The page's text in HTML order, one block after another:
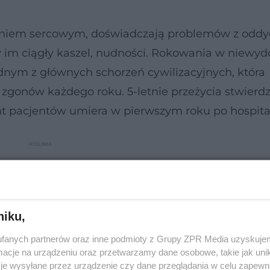
sercowym, doświadczają problemów z
ciągły kaszel, nudności. Rokowania w
z głównych schorzeń cywilizacyjnych, która
każdego roku. 5-letnie przeżycia
pacjentów umiera w pierwszym roku po
partnerów oraz inne podmioty z Grupy ZPR Media
na urządzeniu oraz przetwarzamy dane osobowe, takie jak
wysyłane przez urządzenie czy dane przeglądania w celu